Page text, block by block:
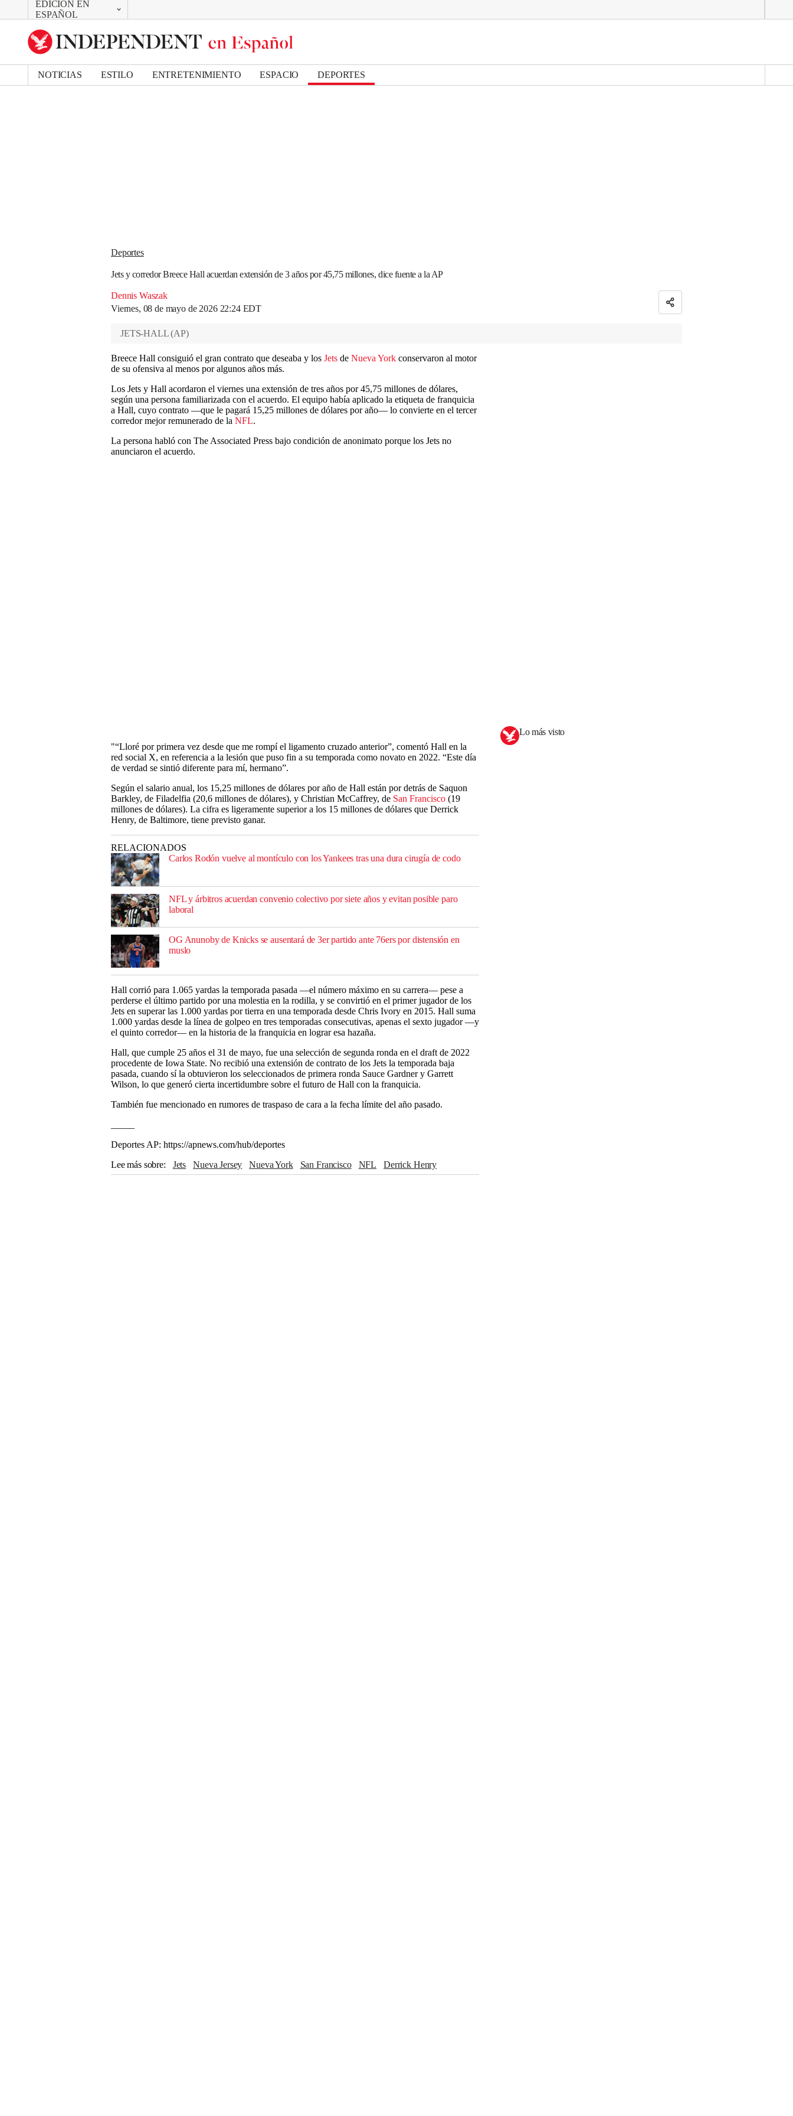
EDICIÓN EN
ESPAÑOL
CAMBIAR
UK Edition
US Edition
NOTICIAS ESTILO ENTRETENIMIENTO ESPACIO DEPORTES
Deportes
Jets y corredor Breece Hall acuerdan extensión de 3 años por 45,75 millones, dice fuente a la AP
Dennis Waszak
Viernes, 08 de mayo de 2026 22:24 EDT
Bookmark popover
Removed from bookmarks
Close popover
JETS-HALL (AP)
Breece Hall consiguió el gran contrato que deseaba y los Jets de Nueva York conservaron al motor
de su ofensiva al menos por algunos años más.
Los Jets y Hall acordaron el viernes una extensión de tres años por 45,75 millones de dólares,
según una persona familiarizada con el acuerdo. El equipo había aplicado la etiqueta de franquicia
a Hall, cuyo contrato —que le pagará 15,25 millones de dólares por año— lo convierte en el tercer
corredor mejor remunerado de la NFL.
La persona habló con The Associated Press bajo condición de anonimato porque los Jets no
anunciaron el acuerdo.
"“Lloré por primera vez desde que me rompí el ligamento cruzado anterior”, comentó Hall en la
red social X, en referencia a la lesión que puso fin a su temporada como novato en 2022. “Este día
de verdad se sintió diferente para mí, hermano”.
Según el salario anual, los 15,25 millones de dólares por año de Hall están por detrás de Saquon
Barkley, de Filadelfia (20,6 millones de dólares), y Christian McCaffrey, de San Francisco (19
millones de dólares). La cifra es ligeramente superior a los 15 millones de dólares que Derrick
Henry, de Baltimore, tiene previsto ganar.
RELACIONADOS
Carlos Rodón vuelve al montículo con los Yankees tras una dura cirugía de codo
NFL y árbitros acuerdan convenio colectivo por siete años y evitan posible paro
laboral
OG Anunoby de Knicks se ausentará de 3er partido ante 76ers por distensión en
muslo
Hall corrió para 1.065 yardas la temporada pasada —el número máximo en su carrera— pese a
perderse el último partido por una molestia en la rodilla, y se convirtió en el primer jugador de los
Jets en superar las 1.000 yardas por tierra en una temporada desde Chris Ivory en 2015. Hall suma
1.000 yardas desde la línea de golpeo en tres temporadas consecutivas, apenas el sexto jugador —y
el quinto corredor— en la historia de la franquicia en lograr esa hazaña.
Hall, que cumple 25 años el 31 de mayo, fue una selección de segunda ronda en el draft de 2022
procedente de Iowa State. No recibió una extensión de contrato de los Jets la temporada baja
pasada, cuando sí la obtuvieron los seleccionados de primera ronda Sauce Gardner y Garrett
Wilson, lo que generó cierta incertidumbre sobre el futuro de Hall con la franquicia.
También fue mencionado en rumores de traspaso de cara a la fecha límite del año pasado.
Deportes AP: https://apnews.com/hub/deportes
Lee más sobre
Jets Nueva Jersey Nueva York San Francisco NFL
Derrick Henry
The Associated Press
Lo más visto